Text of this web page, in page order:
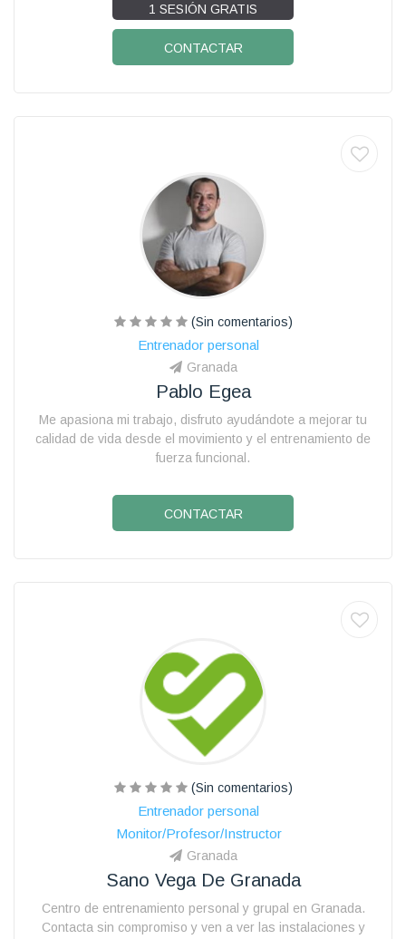
1 SESIÓN GRATIS
CONTACTAR
(Sin comentarios)
Entrenador personal
Granada
Pablo Egea
Me apasiona mi trabajo, disfruto ayudándote a mejorar tu
calidad de vida desde el movimiento y el entrenamiento de
fuerza funcional.
CONTACTAR
(Sin comentarios)
Entrenador personal
Monitor/Profesor/Instructor
Granada
Sano Vega De Granada
Centro de entrenamiento personal y grupal en Granada.
Contacta sin compromiso y ven a ver las instalaciones y